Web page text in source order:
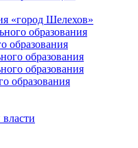
«город Шелехов»
образования
образования
образования
образования
образования